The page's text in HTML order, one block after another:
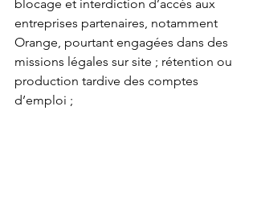
blocage et interdiction d’accès aux
entreprises partenaires, notamment
Orange, pourtant engagées dans des
missions légales sur site ; rétention ou
production tardive des comptes
d’emploi ;